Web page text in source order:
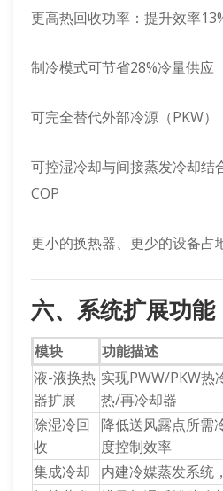
更高热回收功率：提升效率
制冷模式可节省28%冷量供应
可完全替代外部冷源（PKW）
可控湿冷却与间接蒸发冷却结
COP
更小的换热器、更少的设备占
六、系统扩展功能
模块
功能描述
液-液换热
器扩展
实现PWW/PKW热
热/再冷却器
除湿冷回
收
降低送风露点所需
度控制效率
集成冷却
内建冷媒蒸发系统